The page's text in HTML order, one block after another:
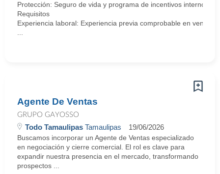
Protección: Seguro de vida y programa de incentivos internos.
Requisitos
Experiencia laboral: Experiencia previa comprobable en
Agente De Ventas
GRUPO GAYOSSO
Todo Tamaulipas Tamaulipas 19/06/2026
Buscamos incorporar un Agente de Ventas especializado
en negociación y cierre comercial. El rol es clave para
expandir nuestra presencia en el mercado, transformando
prospectos ...